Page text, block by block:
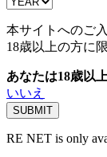
本サイトへのご入
18歳以上の方に
あなたは18歳以
いいえ
RE NET is only